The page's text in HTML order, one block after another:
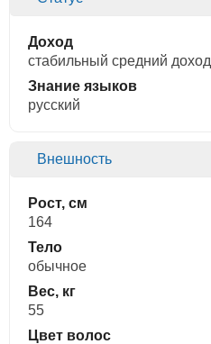
Доход
стабильный средний доход
Знание языков
русский
Внешность
Рост, см
164
Тело
обычное
Вес, кг
55
Цвет волос